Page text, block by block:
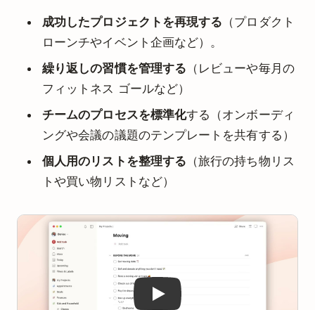
成功したプロジェクトを再現する （プロダクト
ローンチやイベント企画など）。
繰り返しの習慣を管理する （レビューや毎月の
フィットネス ゴールなど）
チームのプロセスを標準化する（オンボーディ
ングや会議の議題のテンプレートを共有する）
個人用のリストを整理する （旅行の持ち物リス
トや買い物リストなど）
Play